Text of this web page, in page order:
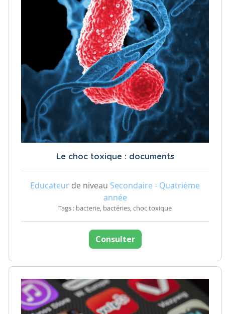
Le choc toxique : documents
Educateur de niveau Secondaire - Quatrième
année
Tags : bacterie, bactéries, choc toxique
Consulter